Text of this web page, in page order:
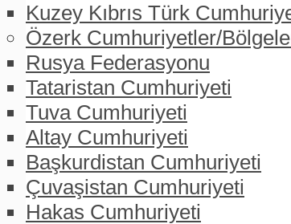
Kuzey Kıbrıs Türk
Özerk Cumhuriyetler/
Rusya Federasyonu
Tataristan Cumhuriyeti
Tuva Cumhuriyeti
Altay Cumhuriyeti
Başkurdistan Cumhuriyeti
Çuvaşistan Cumhuriyeti
Hakas Cumhuriyeti